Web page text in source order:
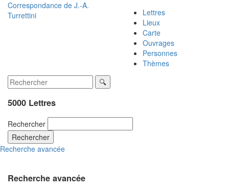
Correspondance de J.-A.
Turrettini
Lettres
Lieux
Carte
Ouvrages
Personnes
Thèmes
5000 Lettres
Rechercher
Rechercher
Recherche avancée
Recherche avancée